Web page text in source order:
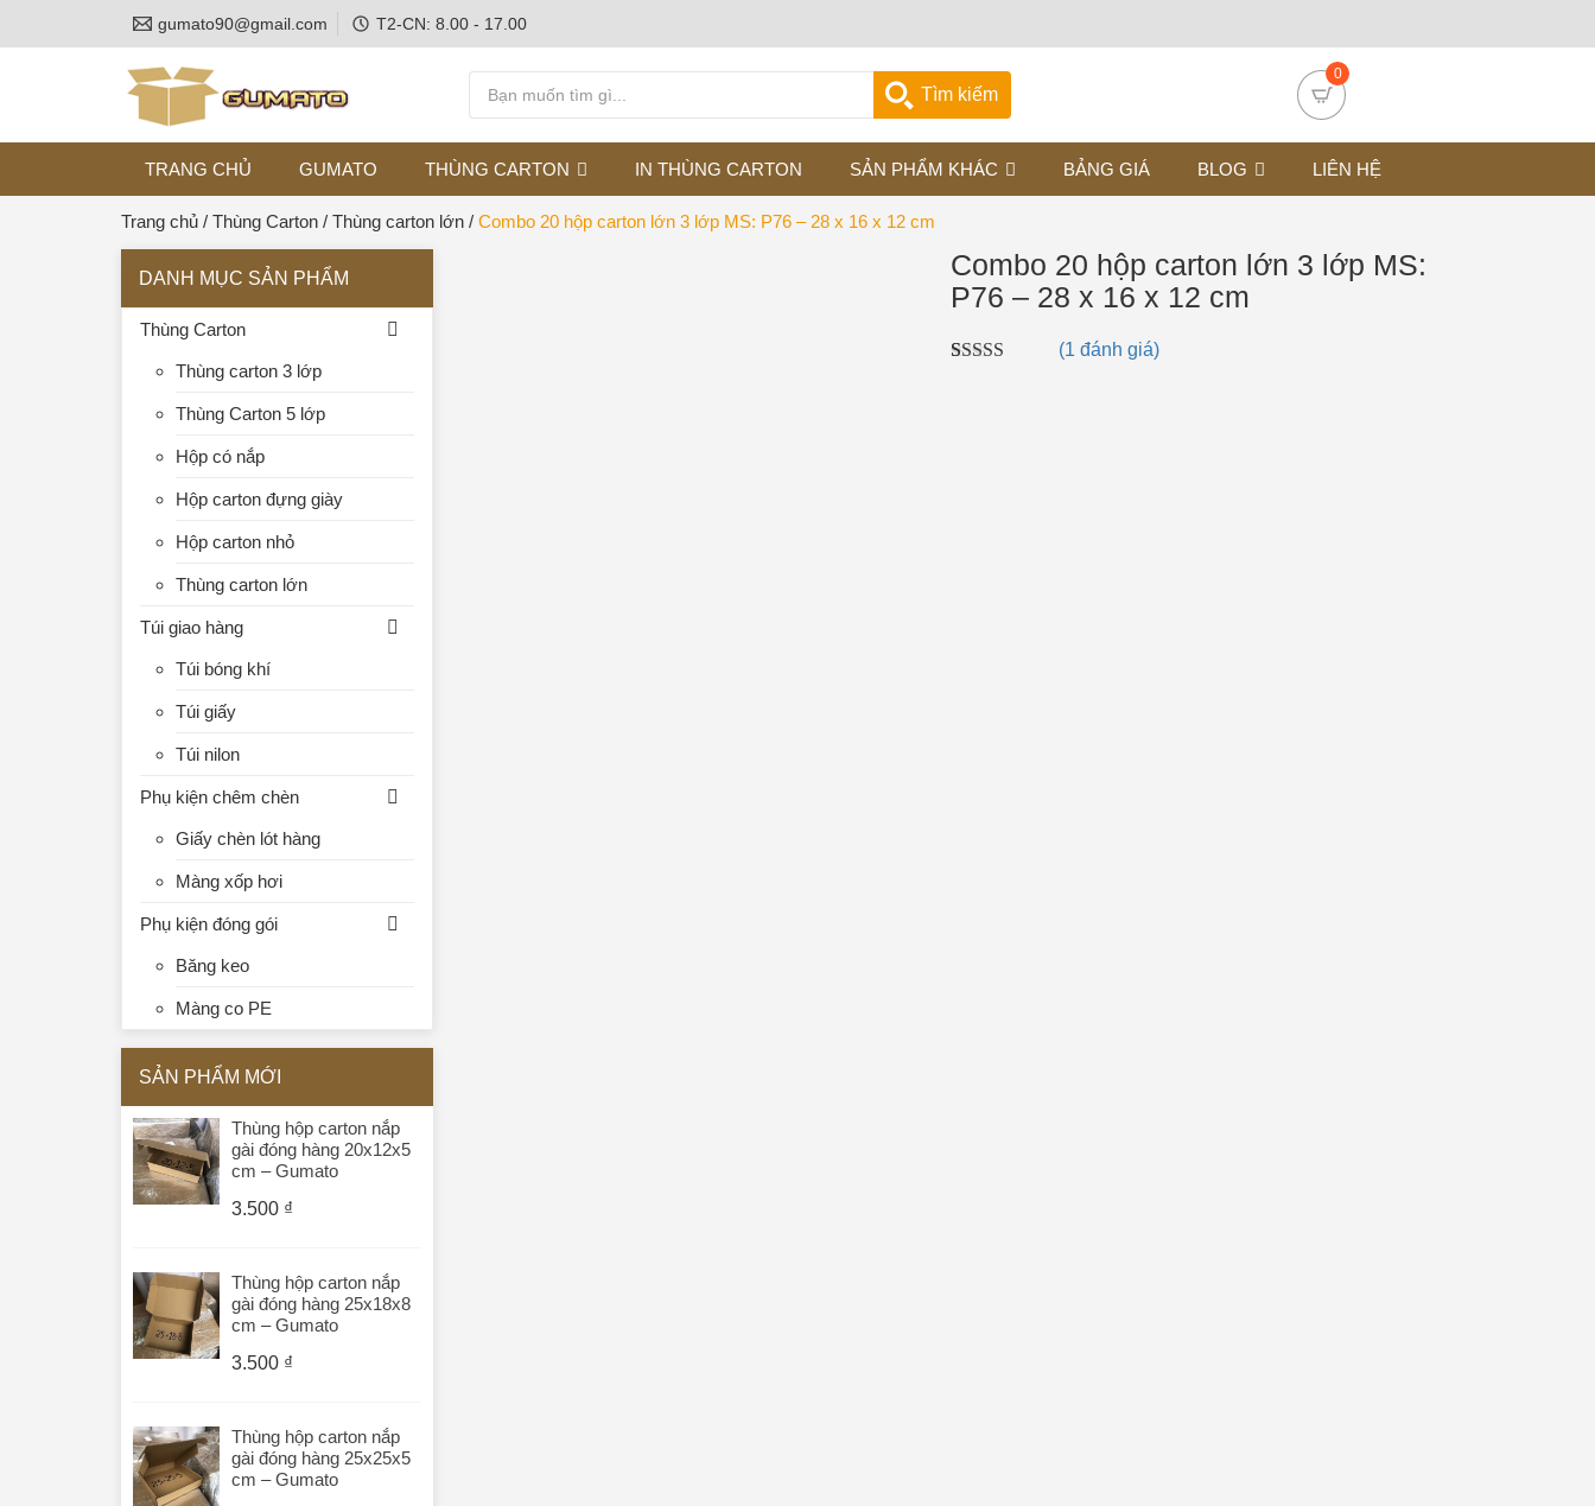
gumato90@gmail.com T2-CN: 8.00 - 17.00
Tìm kiếm
0
TRANG CHỦ GUMATO THÙNG CARTON IN THÙNG CARTON SẢN PHẨM KHÁC BẢNG GIÁ BLOG LIÊN HỆ
Trang chủ / Thùng Carton / Thùng carton lớn / Combo 20 hộp carton lớn 3 lớp MS: P76 – 28 x 16 x 12 cm
DANH MỤC SẢN PHẨM
Thùng Carton
Thùng carton 3 lớp
Thùng Carton 5 lớp
Hộp có nắp
Hộp carton đựng giày
Hộp carton nhỏ
Thùng carton lớn
Túi giao hàng
Túi bóng khí
Túi giấy
Túi nilon
Phụ kiện chêm chèn
Giấy chèn lót hàng
Màng xốp hơi
Phụ kiện đóng gói
Băng keo
Màng co PE
SẢN PHẨM MỚI
Thùng hộp carton nắp
gài đóng hàng 20x12x5
cm – Gumato
3.500 ₫
Thùng hộp carton nắp
gài đóng hàng 25x18x8
cm – Gumato
3.500 ₫
Thùng hộp carton nắp
gài đóng hàng 25x25x5
cm – Gumato
Combo 20 hộp carton lớn 3 lớp MS:
P76 – 28 x 16 x 12 cm
(1 đánh giá)